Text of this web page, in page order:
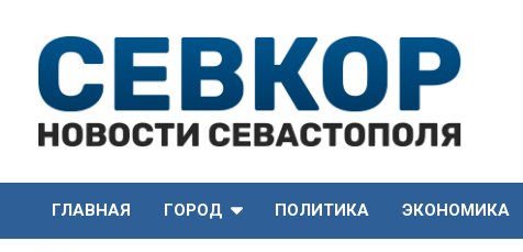
content
СевКор — Новости
Севастополя
Севастополя
ГЛАВНАЯ
ГОРОД ПОЛИТИКА ЭКОНОМИКА